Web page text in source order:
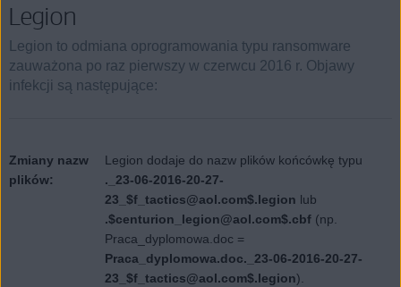
Legion
Legion to odmiana oprogramowania typu ransomware
zauważona po raz pierwszy w czerwcu 2016 r. Objawy
infekcji są następujące:
Zmiany nazw
plików:
Legion dodaje do nazw plików końcówkę typu
._23-06-2016-20-27-
23_$f_tactics@aol.com$.legion lub
.$centurion_legion@aol.com$.cbf (np.
Praca_dyplomowa.doc =
Praca_dyplomowa.doc._23-06-2016-20-27-
23_$f_tactics@aol.com$.legion).